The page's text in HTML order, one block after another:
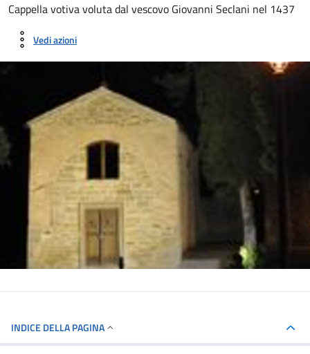
Cappella votiva voluta dal vescovo Giovanni Seclani nel 1437
Vedi azioni
INDICE DELLA PAGINA